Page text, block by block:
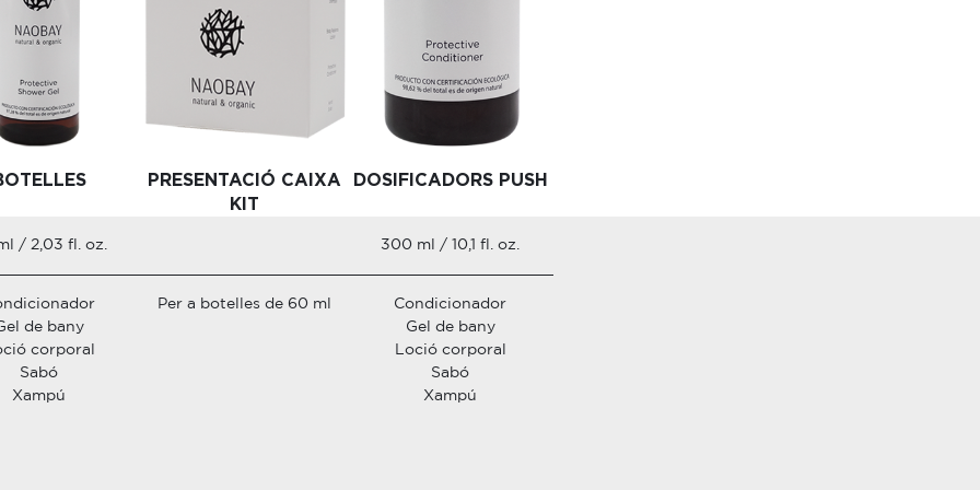
/ 2,03 fl. oz.
de bany
corporal
Sabó
Xampú
PRESENTACIÓ CAIXA
KIT
Per a botelles de 60 ml
DOSIFICADORS PUSH
300 ml / 10,1 fl. oz.
Condicionador
Gel de bany
Loció corporal
Sabó
Xampú